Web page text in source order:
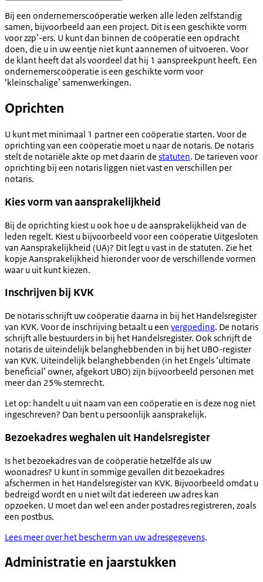
Bij een ondernemerscoöperatie werken alle leden zelfstandig
samen, bijvoorbeeld aan een project. Dit is een geschikte vorm
voor zzp’-ers. U kunt dan binnen de coöperatie een opdracht
doen, die u in uw eentje niet kunt aannemen of uitvoeren. Voor
de klant heeft dat als voordeel dat hij 1 aanspreekpunt heeft. Een
ondernemerscoöperatie is een geschikte vorm voor
‘kleinschalige’ samenwerkingen.
Oprichten
U kunt met minimaal 1 partner een coöperatie starten. Voor de
oprichting van een coöperatie moet u naar de notaris. De notaris
stelt de notariële akte op met daarin de statuten. De tarieven voor
oprichting bij een notaris liggen niet vast en verschillen per
notaris.
Kies vorm van aansprakelijkheid
Bij de oprichting kiest u ook hoe u de aansprakelijkheid van de
leden regelt. Kiest u bijvoorbeeld voor een coöperatie Uitgesloten
van Aansprakelijkheid (UA)? Dit legt u vast in de statuten. Zie het
kopje Aansprakelijkheid hieronder voor de verschillende vormen
waar u uit kunt kiezen.
Inschrijven bij KVK
De notaris schrijft uw coöperatie daarna in bij het Handelsregister
van KVK. Voor de inschrijving betaalt u een vergoeding. De notaris
schrijft alle bestuurders in bij het Handelsregister. Ook schrijft de
notaris de uiteindelijk belanghebbenden in bij het UBO-register
van KVK. Uiteindelijk belanghebbenden (in het Engels ‘ultimate
beneficial’ owner, afgekort UBO) zijn bijvoorbeeld personen met
meer dan 25% stemrecht.
Let op: handelt u uit naam van een coöperatie en is deze nog niet
ingeschreven? Dan bent u persoonlijk aansprakelijk.
Bezoekadres weghalen uit Handelsregister
Is het bezoekadres van de coöperatie hetzelfde als uw
woonadres? U kunt in sommige gevallen dit bezoekadres
afschermen in het Handelsregister van KVK. Bijvoorbeeld omdat u
bedreigd wordt en u niet wilt dat iedereen uw adres kan
opzoeken. U moet dan wel een ander postadres registreren, zoals
een postbus.
Lees meer over het bescherm van uw adresgegevens.
Administratie en jaarstukken